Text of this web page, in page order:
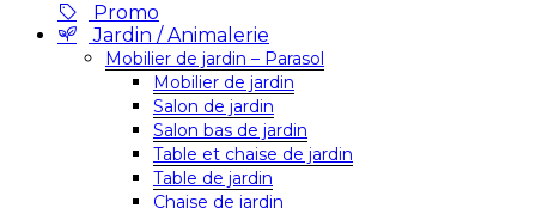
Promo
Jardin / Animalerie
Mobilier de jardin – Parasol
Mobilier de jardin
Salon de jardin
Salon bas de jardin
Table et chaise de jardin
Table de jardin
Chaise de jardin